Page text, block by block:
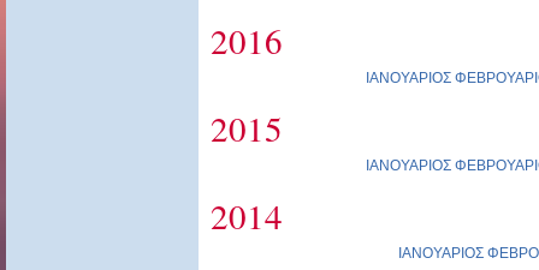
2016
ΙΑΝΟΥΑΡΙΟΣ
2015
ΙΑΝΟΥΑΡΙΟΣ
2014
ΙΑΝΟΥΑΡΙΟΣ